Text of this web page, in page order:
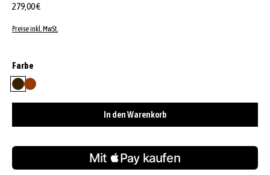
279,00 €
Preise inkl. MwSt.
Farbe
dark brown
dark orange
In den Warenkorb